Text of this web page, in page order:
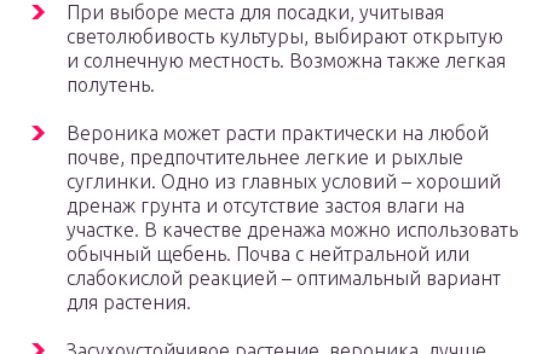
При выборе места для посадки, учитывая
светолюбивость культуры, выбирают открытую
и солнечную местность. Возможна также легкая
полутень.
Вероника может расти практически на любой
почве, предпочтительнее легкие и рыхлые
суглинки. Одно из главных условий – хороший
дренаж грунта и отсутствие застоя влаги на
участке. В качестве дренажа можно использовать
обычный щебень. Почва с нейтральной или
слабокислой реакцией – оптимальный вариант
для растения.